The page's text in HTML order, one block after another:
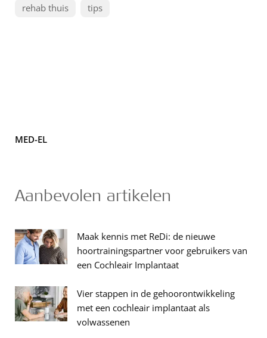
rehab thuis
tips
MED-EL
Aanbevolen artikelen
Maak kennis met ReDi: de nieuwe
hoortrainingspartner voor gebruikers van
een Cochleair Implantaat
Vier stappen in de gehoorontwikkeling
met een cochleair implantaat als
volwassenen